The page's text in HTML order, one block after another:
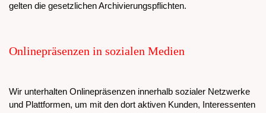
gelten die gesetzlichen Archivierungspflichten.
Onlinepräsenzen in sozialen Medien
Wir unterhalten Onlinepräsenzen innerhalb sozialer Netzwerke
und Plattformen, um mit den dort aktiven Kunden, Interessenten